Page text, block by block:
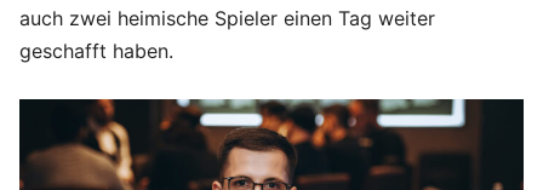
auch zwei heimische Spieler einen Tag weiter
geschafft haben.